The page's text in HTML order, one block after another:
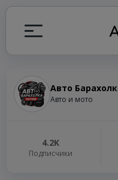
Авто
Авто и мото
4.2K
Подписчики